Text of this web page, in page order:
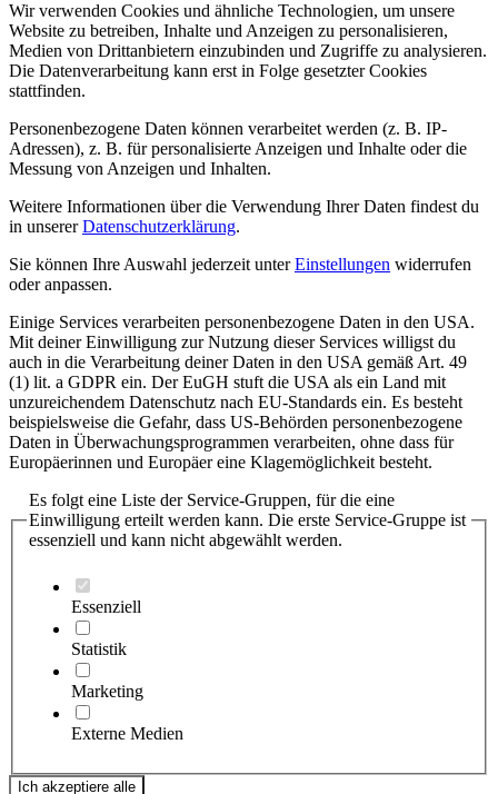
Wir verwenden Cookies und ähnliche Technologien, um unsere
Website zu betreiben, Inhalte und Anzeigen zu personalisieren,
Medien von Drittanbietern einzubinden und Zugriffe zu analysieren.
Die Datenverarbeitung kann erst in Folge gesetzter Cookies
stattfinden.
Personenbezogene Daten können verarbeitet werden (z. B. IP-
Adressen), z. B. für personalisierte Anzeigen und Inhalte oder die
Messung von Anzeigen und Inhalten.
Weitere Informationen über die Verwendung Ihrer Daten findest du
in unsererDatenschutzerklärung.
Sie können Ihre Auswahl jederzeit unterEinstellungen widerrufen
oder anpassen.
Einige Services verarbeiten personenbezogene Daten in den USA.
Mit deiner Einwilligung zur Nutzung dieser Services willigst du
auch in die Verarbeitung deiner Daten in den USA gemäß Art. 49
(1) lit. a GDPR ein. Der EuGH stuft die USA als ein Land mit
unzureichendem Datenschutz nach EU-Standards ein. Es besteht
beispielsweise die Gefahr, dass US-Behörden personenbezogene
Daten in Überwachungsprogrammen verarbeiten, ohne dass für
Europäerinnen und Europäer eine Klagemöglichkeit besteht.
Es folgt eine Liste der Service-Gruppen, für die eine
Einwilligung erteilt werden kann. Die erste Service-Gruppe ist
essenziell und kann nicht abgewählt werden.
Essenziell
Statistik
Marketing
Externe Medien
Ich akzeptiere alle